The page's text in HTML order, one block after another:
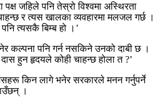
जहिले पनि तेस्रो विश्वमा अस्थिरता
र त्यस खालका व्यवहारमा मलजल गर्छ ।
त्यसकै बिम्ब हो ।’
कल्पना पनि गर्न नसकिने उनको दाबी छ ।
हुन हृदयले कोही चाहन्छ होला त ?’
किन लागे भनेर सरकारले मनन गर्नुपर्ने
।